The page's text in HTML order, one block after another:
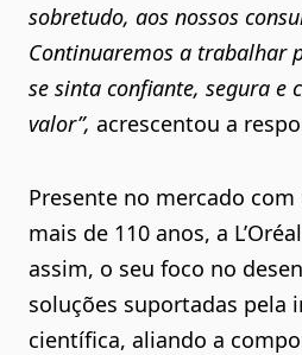
sobretudo, aos nossos
Continuaremos a trabalhar
se sinta confiante, segura e
valor”, acrescentou a
Presente no mercado
mais de 110 anos, a
assim, o seu foco no
soluções suportadas pela
científica, aliando a